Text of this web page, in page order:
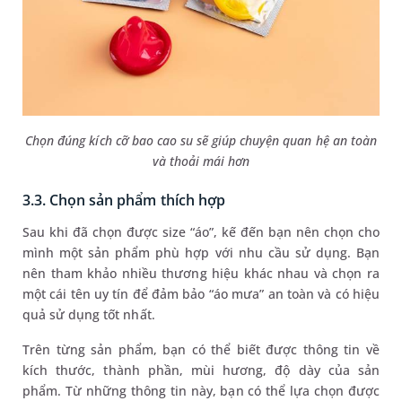
Chọn đúng kích cỡ bao cao su sẽ giúp chuyện quan hệ an toàn
và thoải mái hơn
3.3. Chọn sản phẩm thích hợp
Sau khi đã chọn được size “áo”, kế đến bạn nên chọn cho
mình một sản phẩm phù hợp với nhu cầu sử dụng. Bạn
nên tham khảo nhiều thương hiệu khác nhau và chọn ra
một cái tên uy tín để đảm bảo “áo mưa” an toàn và có hiệu
quả sử dụng tốt nhất.
Trên từng sản phẩm, bạn có thể biết được thông tin về
kích thước, thành phần, mùi hương, độ dày của sản
phẩm. Từ những thông tin này, bạn có thể lựa chọn được